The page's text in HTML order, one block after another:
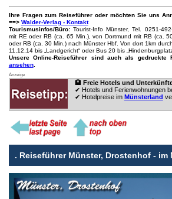
Ihre Fragen zum Reiseführer oder möchten Sie uns
==> Walder-Verlag - Kontakt
Tourismusinfos/Büro:Tourist-Info Münster, Tel. 0251-
mit RE oder RB (ca. 65 Min.), von Dortmund mit RB (ca.
oder RB (ca. 30 Min.) nach Münster Hbf. Von dort 1km
11,12,14 bis „Landgericht“ oder Bus 20 bis
Unsere Online-Reiseführer sind auch als
ansehen.
Anzeige
🏨 Freie Hotels und
✔ Hotels und Ferienwohnungen
✔ Hotelpreise im Münsterland
. Reiseführer Münster, Drostenhof - im